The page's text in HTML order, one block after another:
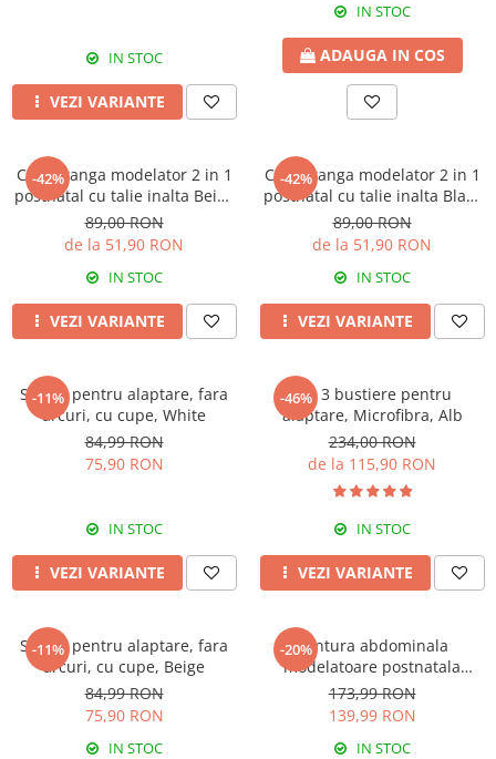
IN STOC
VEZI VARIANTE
IN STOC
ADAUGA IN COS
-42%
Chilot tanga modelator 2 in 1
postnatal cu talie inalta Beige
Rose Girl
89,00 RON
de la 51,90 RON
IN STOC
VEZI VARIANTE
-42%
Chilot tanga modelator 2 in 1
postnatal cu talie inalta Black
Rose Girl
89,00 RON
de la 51,90 RON
IN STOC
VEZI VARIANTE
-11%
Sutien pentru alaptare, fara
arcuri, cu cupe, White
84,99 RON
75,90 RON
IN STOC
VEZI VARIANTE
-46%
Set 3 bustiere pentru
alaptare, Microfibra, Alb
234,00 RON
de la 115,90 RON
IN STOC
VEZI VARIANTE
-11%
Sutien pentru alaptare, fara
arcuri, cu cupe, Beige
84,99 RON
75,90 RON
IN STOC
-20%Centura abdominala
modelatoare postnatala
PREMIUM, prindere velcro,
Beige
173,99 RON
139,99 RON
IN STOC